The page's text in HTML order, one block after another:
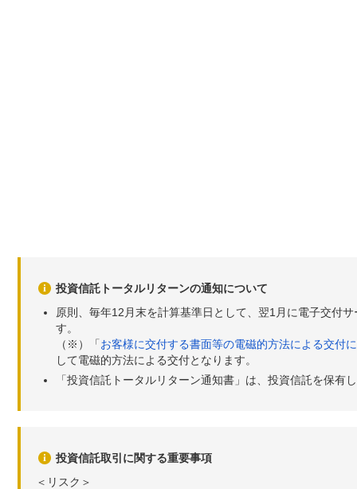
投資信託トータルリターンの通知について
原則、毎年12月末を計算基準日として、翌1月に電子交付
す。
（※）「お客様に交付する書面等の電磁的方法による交付
して電磁的方法による交付となります。
「投資信託トータルリターン通知書」は、投資信託を保有
投資信託取引に関する重要事項
＜リスク＞